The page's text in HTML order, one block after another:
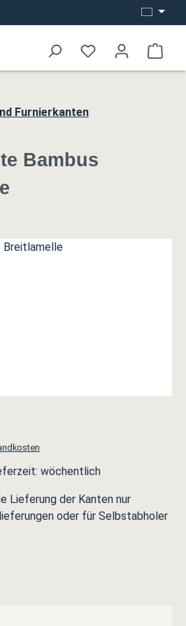
Furnierkanten
Bambus
wöchentlich
Lieferung der Kanten nur
oder für Selbstabholer